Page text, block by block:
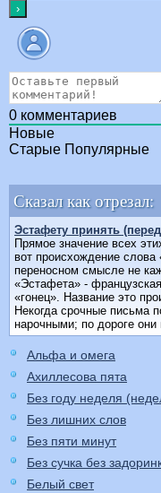
0 комментариев
Новые
Старые Популярные
Сказал как отрезал:
Эстафету принять
Прямое значение всех
вот происхождение
переносном смысле не
«Эстафета» -
«гонец». Название это
Некогда срочные письма
нарочными; по дороге они
Альфа и омега
Ахиллесова пята
Без году
Без лишних слов
Без пяти минут
Без сучка без
Белый свет